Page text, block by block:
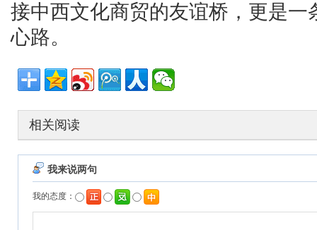
接中西文化商贸的友谊桥，更是
心路。
相关阅读